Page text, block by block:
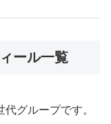
ール一覧
グループです。